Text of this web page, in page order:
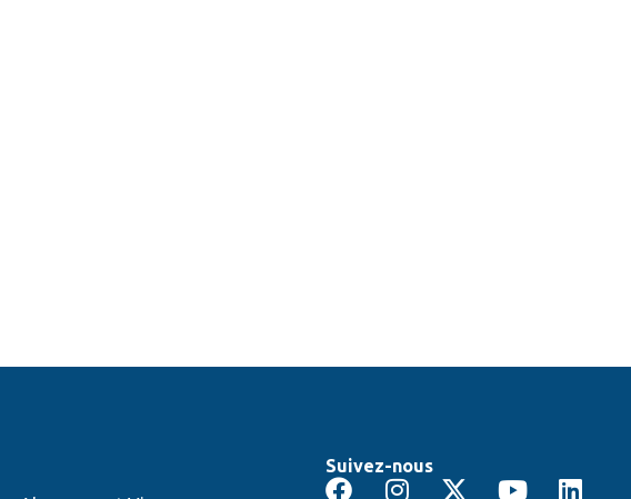
Suivez-nous